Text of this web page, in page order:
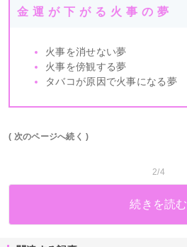
金運が下がる火事の夢
火事を消せない夢
火事を傍観する夢
タバコが原因で火事になる夢
( 次のページへ続く )
2/4
続きを読む